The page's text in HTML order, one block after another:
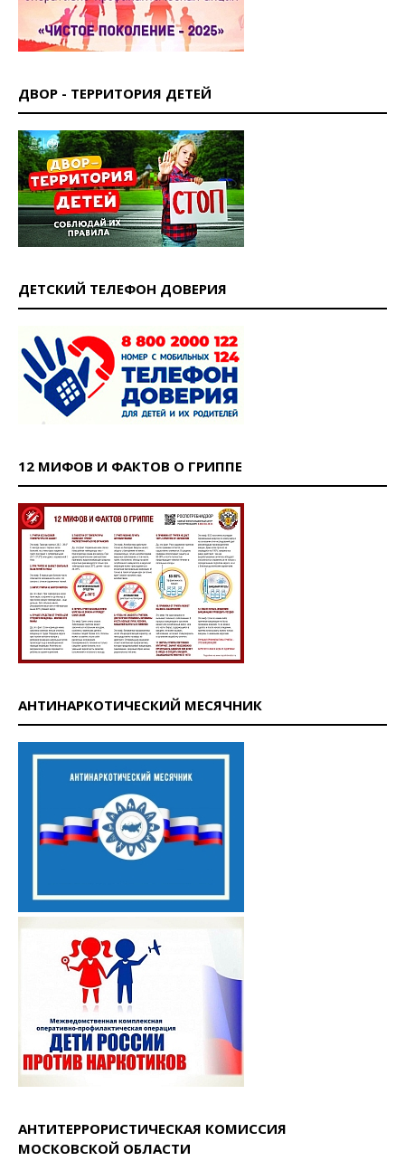
ДВОР - ТЕРРИТОРИЯ ДЕТЕЙ
ДЕТСКИЙ ТЕЛЕФОН ДОВЕРИЯ
12 МИФОВ И ФАКТОВ О ГРИППЕ
АНТИНАРКОТИЧЕСКИЙ МЕСЯЧНИК
АНТИТЕРРОРИСТИЧЕСКАЯ КОМИССИЯ
МОСКОВСКОЙ ОБЛАСТИ